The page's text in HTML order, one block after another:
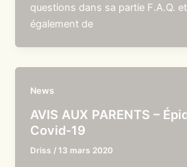
questions dans sa partie F.A.Q.
également de
News
AVIS AUX PARENTS –
Covid-19
Driss /13 mars 2020